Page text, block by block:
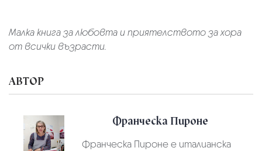
Малка книга за любовта и приятелството за хора
от всички възрасти.
АВТОР
Франческа Пироне
Франческа Пироне е италианска